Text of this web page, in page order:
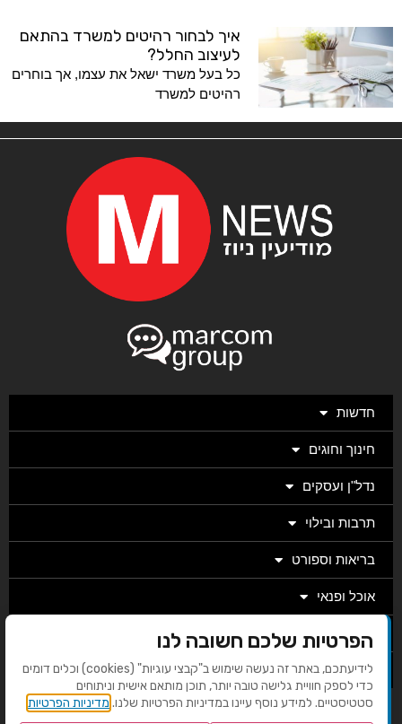
איך לבחור רהיטים למשרד בהתאם
לעיצוב החלל?
כל בעל משרד ישאל את עצמו, אך בוחרים
רהיטים למשרד
חדשות
חינוך וחוגים
נדל"ן ועסקים
תרבות ובילוי
בריאות וספורט
אוכל ופנאי
מגזין
מערכת
הפרטיות שלכם חשובה לנו
לידיעתכם, באתר זה נעשה שימוש ב"קבצי עוגיות" (cookies) וכלים דומים
כדי לספק חוויית גלישה טובה יותר, תוכן מותאם אישית וניתוחים
סטטיסטיים. למידע נוסף עיינו במדיניות הפרטיות שלנו. מדיניות הפרטיות